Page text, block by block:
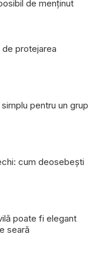
de menținut
protejarea
pentru un grup
cum deosebești
poate fi elegant
seară